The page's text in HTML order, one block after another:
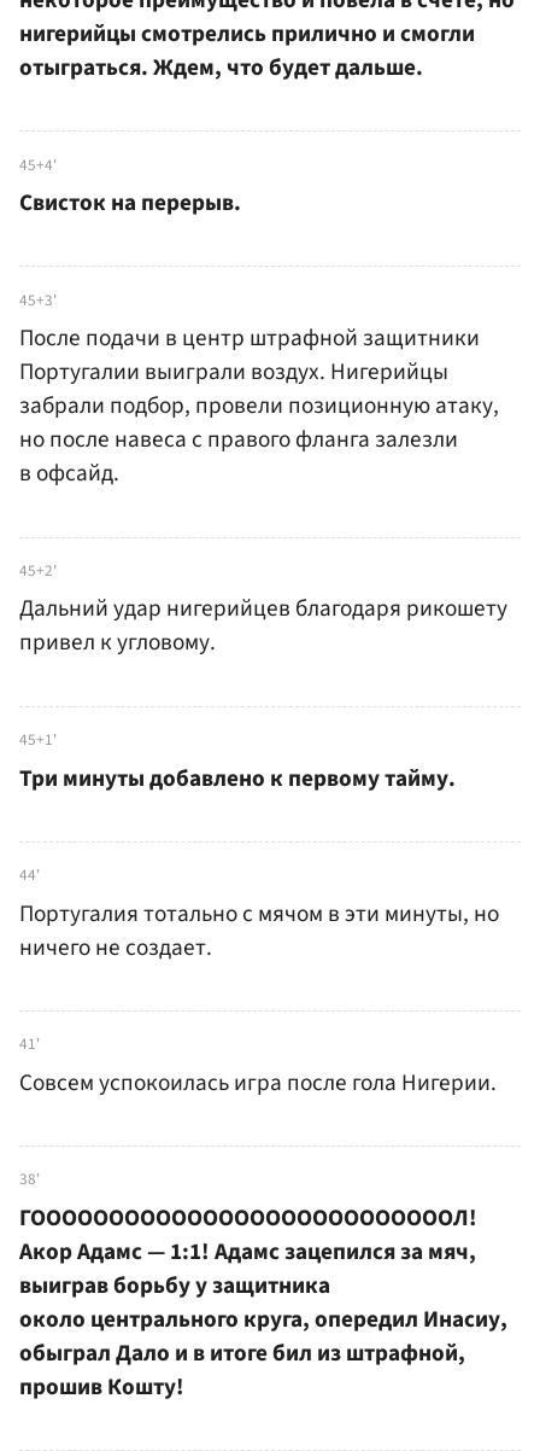
нигерийцы смотрелись прилично и смогли
отыграться. Ждем, что будет дальше.
45+4'
Свисток на перерыв.
45+3'
После подачи в центр штрафной защитники
Португалии выиграли воздух. Нигерийцы
забрали подбор, провели позиционную атаку,
но после навеса с правого фланга залезли
в офсайд.
45+2'
Дальний удар нигерийцев благодаря рикошету
привел к угловому.
45+1'
Три минуты добавлено к первому тайму.
44'
Португалия тотально с мячом в эти минуты, но
ничего не создает.
41'
Совсем успокоилась игра после гола Нигерии.
38'
ГОООООООООООООООООООООООООООЛ!
Акор Адамс — 1:1! Адамс зацепился за мяч,
выиграв борьбу у защитника
около центрального круга, опередил Инасиу,
обыграл Дало и в итоге бил из штрафной,
прошив Кошту!